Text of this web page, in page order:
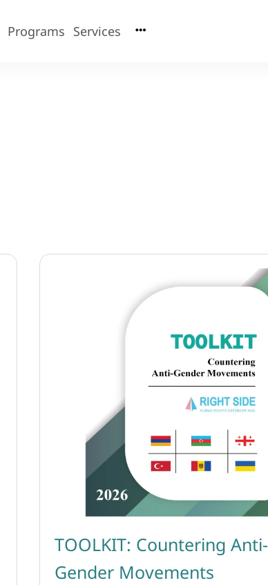
Programs Services
TOOLKIT: Countering Anti-
Gender Movements